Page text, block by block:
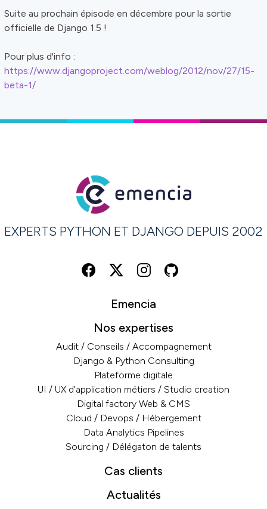
Suite au prochain épisode en décembre pour la sortie
officielle de Django 1.5 !
Pour plus d'info :
https://www.djangoproject.com/weblog/2012/nov/27/15-
beta-1/
EXPERTS PYTHON ET DJANGO DEPUIS 2002
Emencia
Nos expertises
Audit / Conseils / Accompagnement
Django & Python Consulting
Plateforme digitale
UI / UX d’application métiers / Studio creation
Digital factory Web & CMS
Cloud / Devops / Hébergement
Data Analytics Pipelines
Sourcing / Délégaton de talents
Cas clients
Actualités